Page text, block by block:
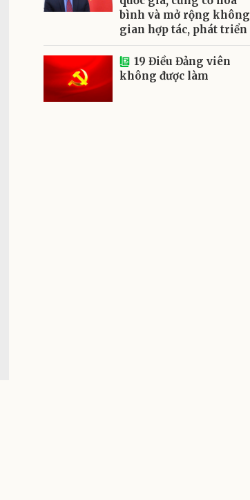
bình và mở rộng không
gian hợp tác, phát triển
19 Điều Đảng viên
không được làm